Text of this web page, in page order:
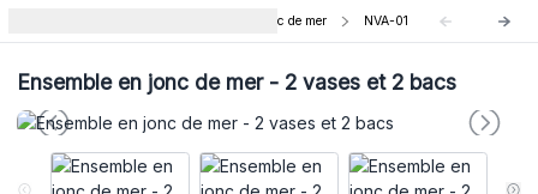
Ensemble vase et poubelles en jonc de mer NVA-01
Ensemble en jonc de mer - 2 vases et 2 bacs